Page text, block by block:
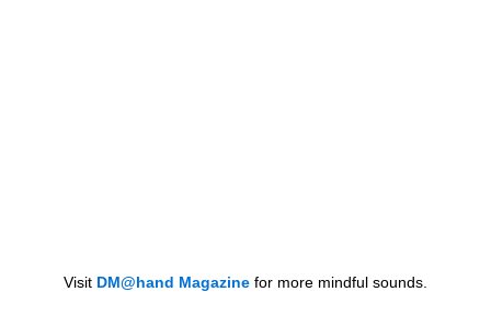
Visit DM@hand Magazine for more mindful sounds.